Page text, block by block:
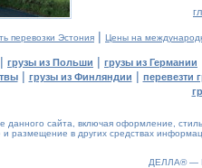
перевозки Эстония | Цены на
| грузы из Польши | грузы из Германии
| грузы из Финляндии | перевезти
сайта, включая оформление,
и размещение в других средствах
ДЕЛЛА® —